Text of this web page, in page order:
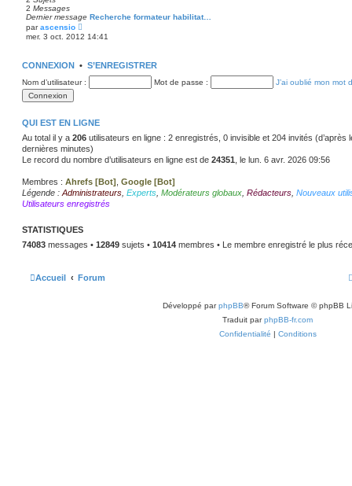
e
2 Messages
Dernier message Recherche formateur habilitat…
parascensio
o
i
e
e
e
r
m
e
s
s
g
e
mer. 3 oct. 2012 14:41
CONNEXION • S’ENREGISTRER
Nom d’utilisateur : Mot de passe : J’ai oublié mon mot
QUI EST EN LIGNE
Au total il y a 206 utilisateurs en ligne : 2 enregistrés, 0 invisible et 204 invités (d’après
dernières minutes)
Le record du nombre d’utilisateurs en ligne est de 24351 , le lun. 6 avr. 2026 09:56
Membres : Ahrefs [Bot]
Google [Bot]
Légende : Administrateurs Experts Modérateurs globaux Rédacteurs Nouveaux
Utilisateurs enregistrés
STATISTIQUES
74083 messages • 12849 sujets • 10414 membres • Le membre enregistré le plus
Accueil Forum
Développé parphpBB® Forum Software © phpBB
Traduit parphpBB-fr.com
Confidentialité | Conditions